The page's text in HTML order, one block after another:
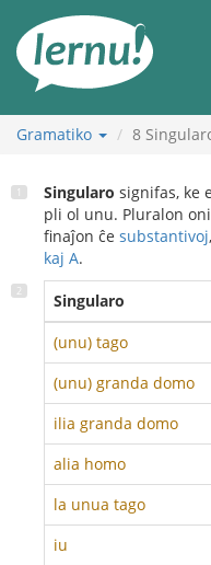
enhavo
Gramatiko 8
Singularo signifas, ke
pli ol unu. Pluralon
finaĵon ĉe substantivoj,
kaj A.
Singularo
(unu) tago
(unu) granda domo
ilia granda domo
alia homo
la unua tago
iu